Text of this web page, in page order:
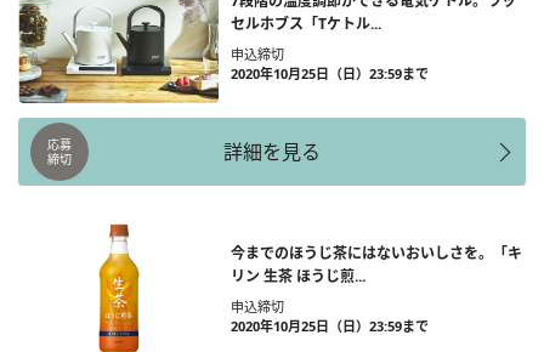
セルホブス「Tケトル...
申込締切
2020年10月25日（日）23:59まで
詳細を見る
応募
締切
今までのほうじ茶にはないおいしさを。「キ
リン 生茶 ほうじ煎...
申込締切
2020年10月25日（日）23:59まで